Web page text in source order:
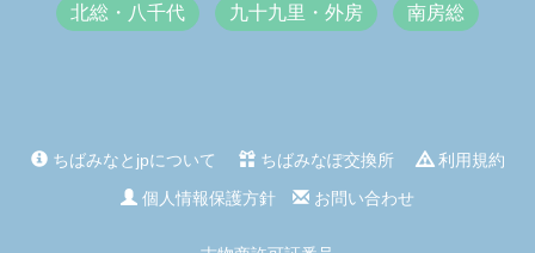
北総・八千代 九十九里・外房 南房総
ちばみなとjpについて ちばみなぽ交換所
利用規約
個人情報保護方針
お問い合わせ